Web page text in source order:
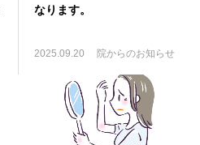
なります。
2025.09.20 院からのお知らせ